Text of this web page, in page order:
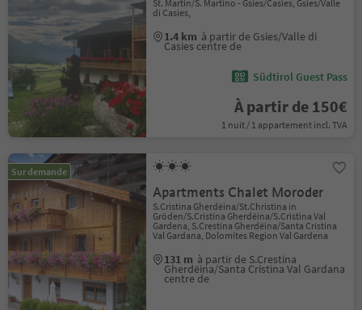
St. Martin/S. Martino - Gsies/Casies, Gsies/Valle
di Casies,
1.4 km à partir de Gsies/Valle di
Casies centre de
Südtirol Guest Pass
À partir de 150€
1 nuit / 1 appartement incl. TVA
Sur demande
Apartments Chalet Moroder
S.Cristina Gherdëina/St.Christina in
Gröden/S.Cristina Gherdëina/S.Cristina Val
Gardena, S.Crestina Gherdëina/Santa Cristina
Val Gardana, Dolomites Region Val Gardena
131 m à partir de S.Crestina
Gherdëina/Santa Cristina Val Gardana
centre de